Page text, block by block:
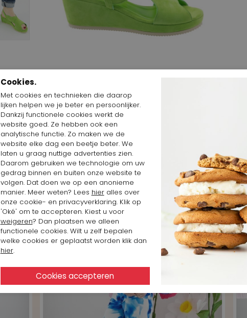
Shop the Look
Cookies.
Met cookies en technieken die daarop
lijken helpen we je beter en persoonlijker.
Dankzij functionele cookies werkt de
website goed. Ze hebben ook een
analytische functie. Zo maken we de
website elke dag een beetje beter. We
laten u graag nuttige advertenties zien.
Daarom gebruiken we technologie om uw
gedrag binnen en buiten onze website te
volgen. Dat doen we op een anonieme
manier. Meer weten? Lees hieralles over
onze cookie- en privacyverklaring. Klik op
'Oké' om te accepteren. Kiest u voor
weigeren? Dan plaatsen we alleen
functionele cookies. Wilt u zelf bepalen
welke cookies er geplaatst worden klik dan
hier.